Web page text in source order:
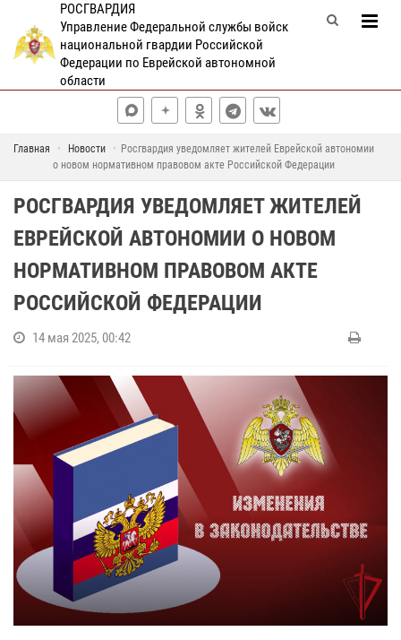
РОСГВАРДИЯ
Управление Федеральной службы войск
национальной гвардии Российской
Федерации по Еврейской автономной
области
Главная Новости
Росгвардия уведомляет жителей Еврейской автономии
о новом нормативном правовом акте Российской Федерации
РОСГВАРДИЯ УВЕДОМЛЯЕТ ЖИТЕЛЕЙ
ЕВРЕЙСКОЙ АВТОНОМИИ О НОВОМ
НОРМАТИВНОМ ПРАВОВОМ АКТЕ
РОССИЙСКОЙ ФЕДЕРАЦИИ
14 мая 2025, 00:42